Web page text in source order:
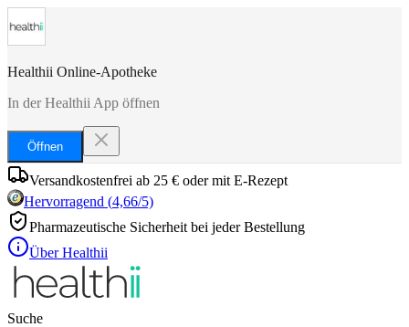
Healthii Online-Apotheke
In der Healthii App öffnen
Öffnen
Versandkostenfrei ab 25 € oder mit E-Rezept
Hervorragend (4,66/5)
Pharmazeutische Sicherheit bei jeder Bestellung
Über Healthii
Suche